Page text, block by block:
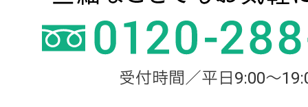
受付時間／平日9:00～